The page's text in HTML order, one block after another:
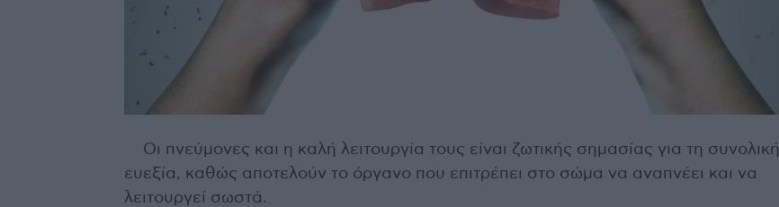
Οι πνεύμονες και η καλή λειτουργία τους είναι ζωτικής σημασίας για τη συνολική
ευεξία, καθώς αποτελούν το όργανο που επιτρέπει στο σώμα να αναπνέει και να
λειτουργεί σωστά.